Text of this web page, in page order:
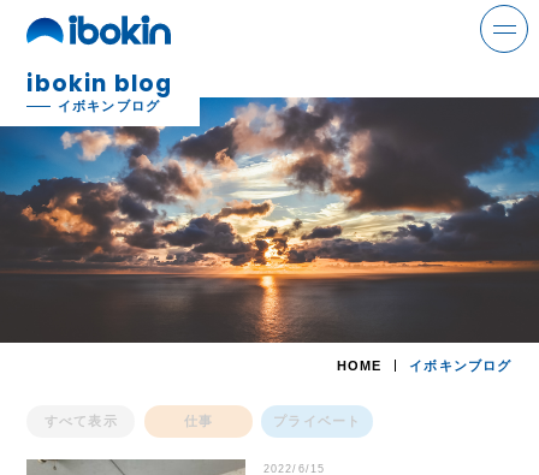
search
ニュース
事業案内
ibokin blog
イボキンブログ
HOME イボキンブログ
すべて表示 仕事 プライベート
2022/6/15